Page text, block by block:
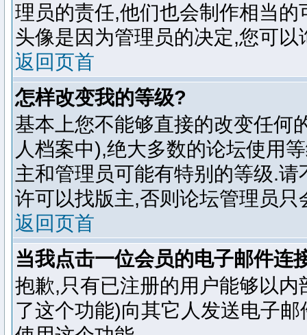
理员的责任,他们也会制作相当
头像是因为管理员的决定,您可以
返回页首
怎样改变我的等级?
基本上您不能够直接的改变任何
人档案中),绝大多数的论坛使用
主和管理员可能有特别的等级.
许可以找版主,否则论坛管理员只
返回页首
当我点击一位会员的电子邮件连
抱歉,只有已注册的用户能够以
了这个功能)向其它人发送电子